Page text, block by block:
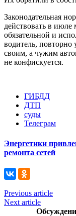
Законодательная
действовать в июле
обязательной и
водитель, повторно
своим, а чужим
не конфискуется.
ГИБДД
ДТП
суды
Телеграм
Энергетики
ремонта сетей
Previous article
Next article